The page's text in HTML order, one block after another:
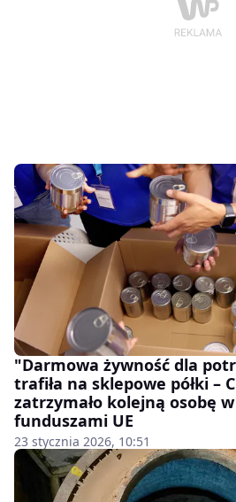
"Darmowa żywność dla
trafiła na sklepowe półki –
zatrzymało kolejną osobę
funduszami UE
23 stycznia 2026, 10:51